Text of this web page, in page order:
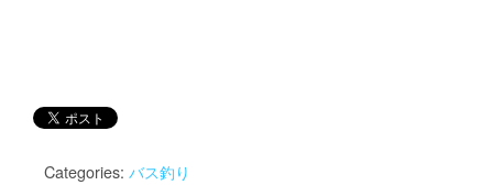
Categories: バス釣り